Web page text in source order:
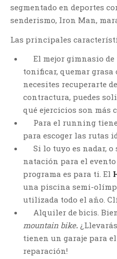
segmentado en deportes
senderismo, Iron Man,
Las principales
El mejor gimnasio
tonificar, quemar grasa
necesites recuperarte
contractura, puedes
qué ejercicios son más
Para el running
para escoger las rutas
Si lo tuyo es nadar,
natación para el
programa es para ti. El
una piscina semi-
utilizada todo el año.
Alquiler de bicis.
mountain bike.
tienen un garaje para
reparación!